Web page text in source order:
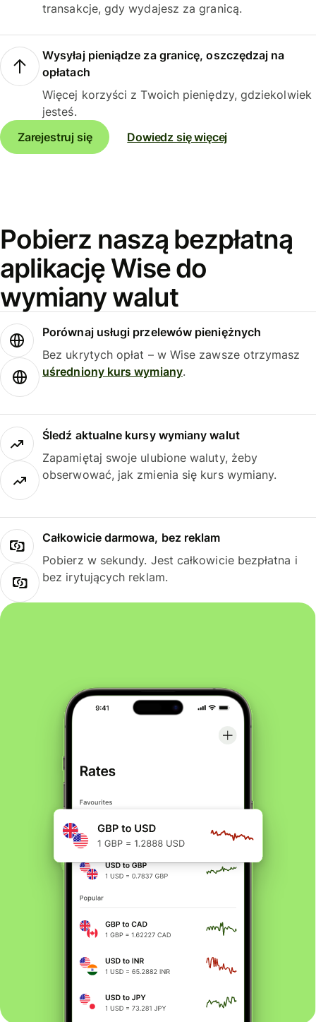
transakcje, gdy wydajesz za granicą.
Wysyłaj pieniądze za granicę, oszczędzaj na
opłatach
Więcej korzyści z Twoich pieniędzy, gdziekolwiek
jesteś.
Zarejestruj się
Dowiedz się więcej
Pobierz naszą bezpłatną
aplikację Wise do
wymiany walut
Porównaj usługi przelewów pieniężnych
Bez ukrytych opłat – w Wise zawsze otrzymasz
uśredniony kurs wymiany.
Śledź aktualne kursy wymiany walut
Zapamiętaj swoje ulubione waluty, żeby
obserwować, jak zmienia się kurs wymiany.
Całkowicie darmowa, bez reklam
Pobierz w sekundy. Jest całkowicie bezpłatna i
bez irytujących reklam.